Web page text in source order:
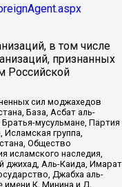
в том числе
признанных
Российской
сил моджахедов
База, Асбат аль-
мусульмане, Партия
группа,
Общество
наследия,
джихад, Аль-Каида, Имарат
Джабха аль-
К. Минина и Д.